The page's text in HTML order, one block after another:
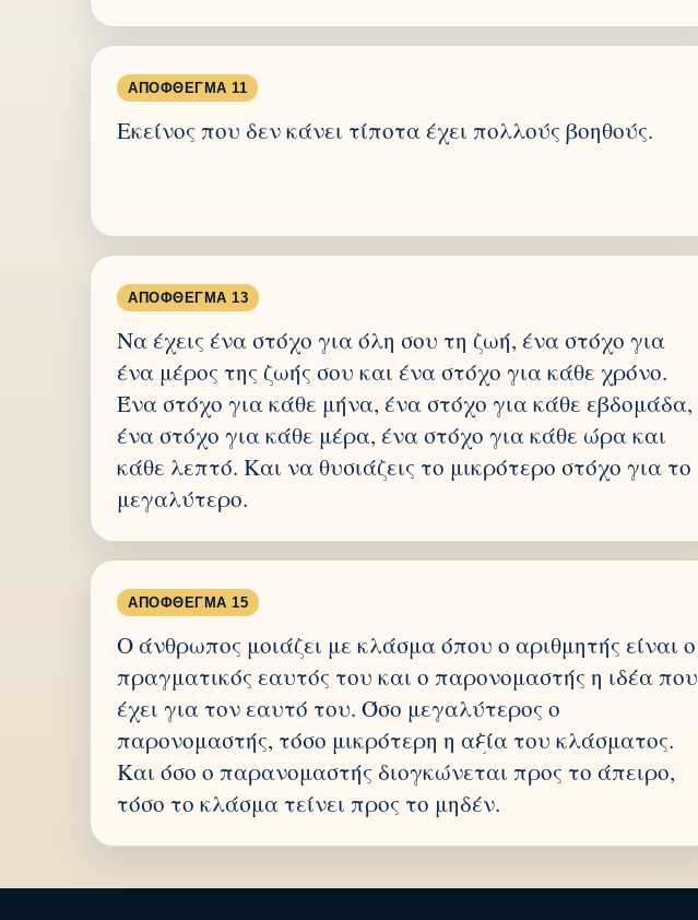
ΑΠΌΦΘΕΓΜΑ 11
Εκείνος που δεν κάνει τίποτα έχει πολλούς βοηθούς.
ΑΠΌΦΘΕΓΜΑ 13
Να έχεις ένα στόχο για όλη σου τη ζωή, ένα στόχο για
ένα μέρος της ζωής σου και ένα στόχο για κάθε χρόνο.
Ένα στόχο για κάθε μήνα, ένα στόχο για κάθε εβδομάδα,
ένα στόχο για κάθε μέρα, ένα στόχο για κάθε ώρα και
κάθε λεπτό. Και να θυσιάζεις το μικρότερο στόχο για το
μεγαλύτερο.
ΑΠΌΦΘΕΓΜΑ 15
Ο άνθρωπος μοιάζει με κλάσμα όπου ο αριθμητής είναι ο
πραγματικός εαυτός του και ο παρονομαστής η ιδέα που
έχει για τον εαυτό του. Όσο μεγαλύτερος ο
παρονομαστής, τόσο μικρότερη η αξία του κλάσματος.
Και όσο ο παρανομαστής διογκώνεται προς το άπειρο,
τόσο το κλάσμα τείνει προς το μηδέν.